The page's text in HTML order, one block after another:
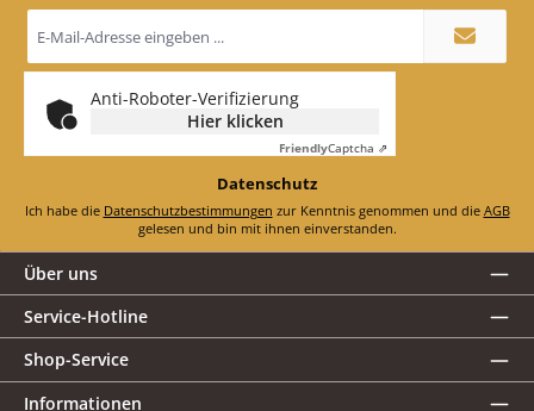
Mail-
Adresse
*
Anti-Roboter-Verifizierung
Hier klicken
FriendlyCaptcha ⇗
Datenschutz
Ich habe die Datenschutzbestimmungen zur Kenntnis genommen und die AGB
gelesen und bin mit ihnen einverstanden.
Über uns
Service-Hotline
Shop-Service
Informationen